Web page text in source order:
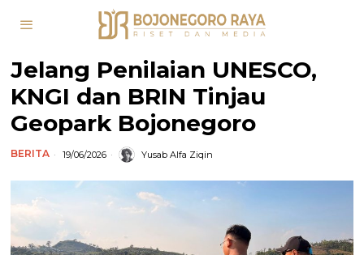
Jelang Penilaian UNESCO,
KNGI dan BRIN Tinjau
Geopark Bojonegoro
BERITA 19/06/2026 Yusab Alfa Ziqin